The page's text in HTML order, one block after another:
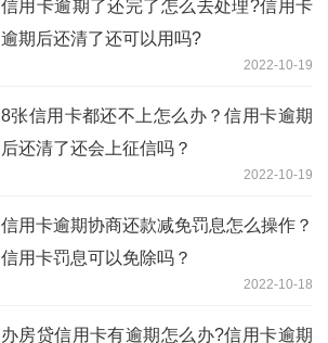
信用卡逾期了还完了怎么去处理?信用卡
逾期后还清了还可以用吗?
2022-10-19
8张信用卡都还不上怎么办？信用卡逾期
后还清了还会上征信吗？
2022-10-19
信用卡逾期协商还款减免罚息怎么操作？
信用卡罚息可以免除吗？
2022-10-18
办房贷信用卡有逾期怎么办?信用卡逾期